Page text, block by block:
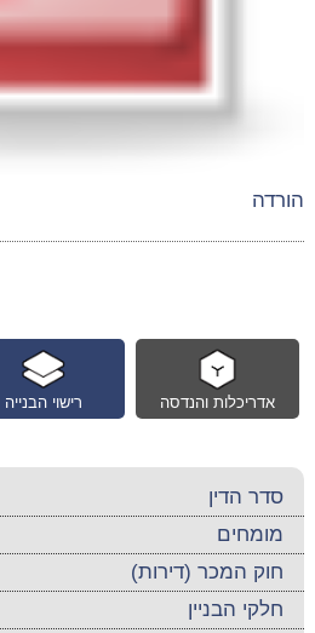
הורדה
רישוי הבנייה אדריכלות והנדסה
סדר הדין
מומחים
חוק המכר (דירות)
חלקי הבניין